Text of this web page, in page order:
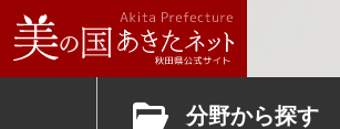
分野から探す